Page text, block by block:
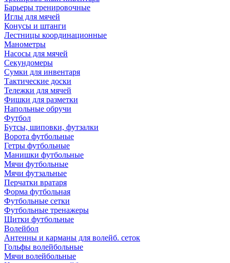
Барьеры тренировочные
Иглы для мячей
Конусы и штанги
Лестницы координационные
Манометры
Насосы для мячей
Секундомеры
Сумки для инвентаря
Тактические доски
Тележки для мячей
Фишки для разметки
Напольные обручи
Футбол
Бутсы, шиповки, футзалки
Ворота футбольные
Гетры футбольные
Манишки футбольные
Мячи футбольные
Мячи футзальные
Перчатки вратаря
Форма футбольная
Футбольные сетки
Футбольные тренажеры
Щитки футбольные
Волейбол
Антенны и карманы для волейб. сеток
Гольфы волейбольные
Мячи волейбольные